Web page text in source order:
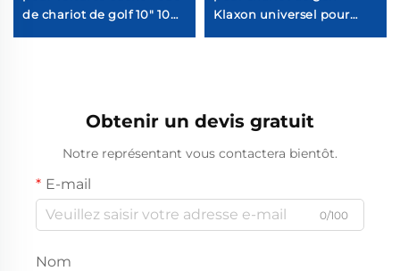
de chariot de golf 10" 10
Klaxon universel pour
Obtenir un devis gratuit
Notre représentant vous contactera bientôt.
E-mail
0/100
Nom